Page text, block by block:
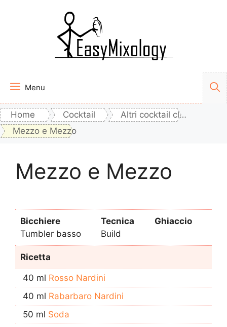
Menu
Home Cocktail
Altri cocktail classici
Mezzo e Mezzo
Mezzo e Mezzo
Bicchiere
Tumbler basso
Tecnica
Build
Ghiaccio
Ricetta
40 ml Rosso Nardini
40 ml Rabarbaro Nardini
50 ml Soda